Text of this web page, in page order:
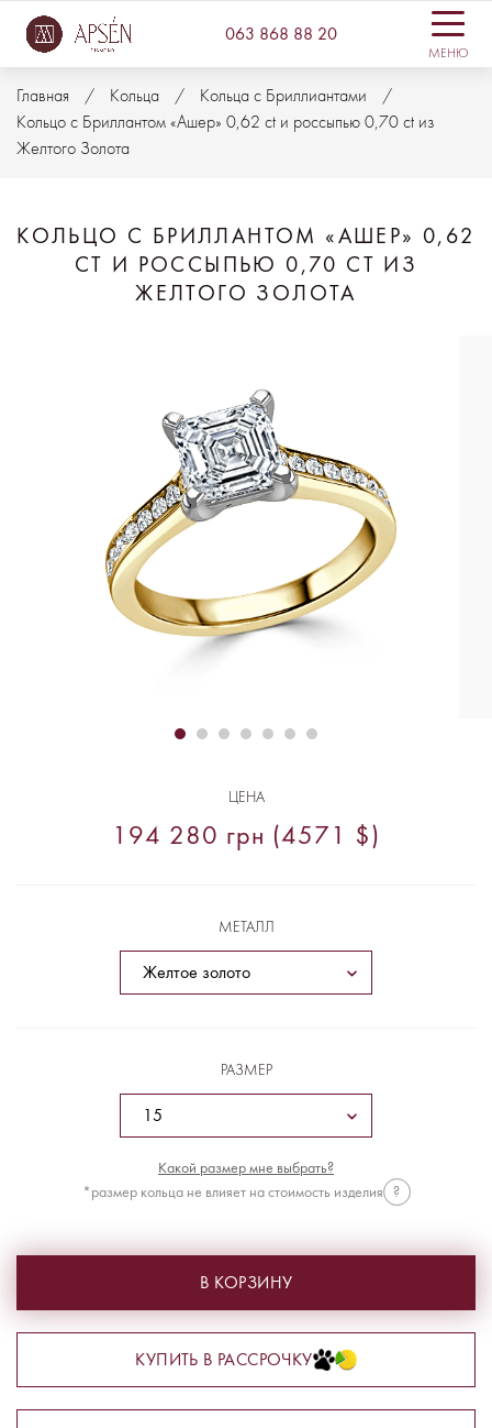
063 868 88 20
МЕНЮ
Главная Кольца
Кольца с Бриллиантами
Кольцо с Бриллантом «Ашер» 0,62 ct и россыпью 0,70 ct из
Желтого Золота
КОЛЬЦО С БРИЛЛАНТОМ «АШЕР» 0,62
CT И РОССЫПЬЮ 0,70 CT ИЗ
ЖЕЛТОГО ЗОЛОТА
ЦЕНА
194 280 грн (4571 $)
МЕТАЛЛ
РАЗМЕР
Какой размер мне выбрать?
*размер кольца не влияет на стоимость изделия
?
В КОРЗИНУ
КУПИТЬ В РАССРОЧКУ